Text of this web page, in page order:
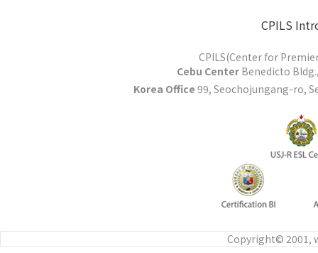
CPILS
CPILS(Center for
Cebu CenterBenedicto Bldg.,
Korea Office 99, Seochojungang-ro,
Copyright© 2001,